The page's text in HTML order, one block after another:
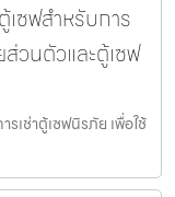
เซฟสำหรับการ
วนตัวและตู้เซฟ
เช่าตู้เซฟนิรภัย เพื่อใช้